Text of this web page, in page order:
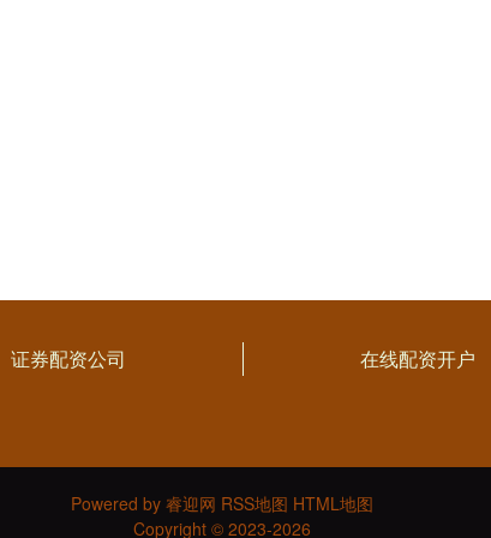
证券配资公司 在线配资开户
Powered by 睿迎网 RSS地图 HTML地图
Copyright © 2023-2026